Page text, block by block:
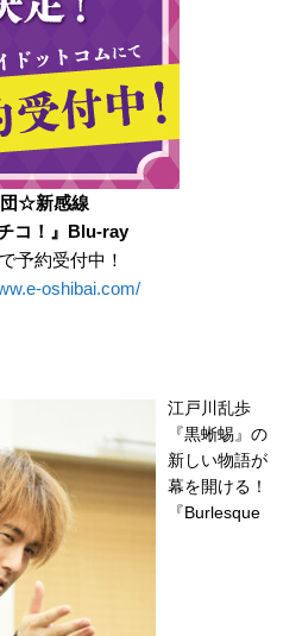
☆新感線
チコ！』Blu-ray
予約受付中！
oshibai.com/
江戸川乱歩
『黒蜥蜴』の
新しい物語が
幕を開ける！
『Burlesque